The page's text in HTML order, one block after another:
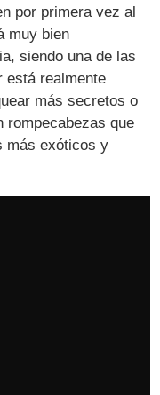
por primera vez al
muy bien
siendo una de las
está realmente
más secretos o
rompecabezas que
más exóticos y